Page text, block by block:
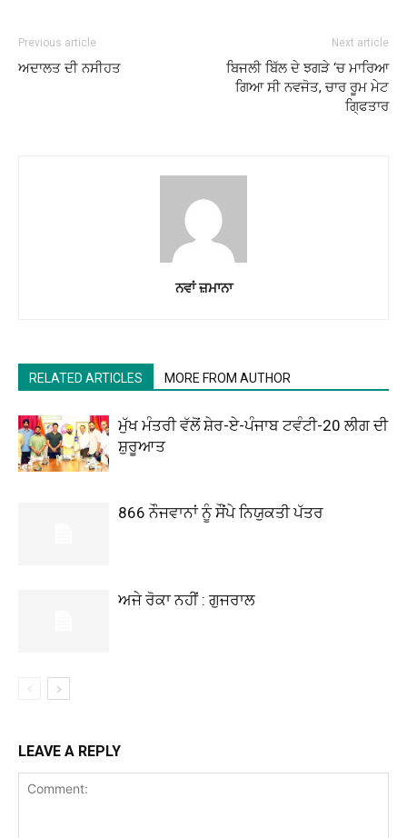
Previous article
ਅਦਾਲਤ ਦੀ ਨਸੀਹਤ
Next article
ਬਿਜਲੀ ਬਿੱਲ ਦੇ ਝਗੜੇ ‘ਚ ਮਾਰਿਆ
ਗਿਆ ਸੀ ਨਵਜੋਤ, ਚਾਰ ਰੂਮ ਮੇਟ
ਗਿ੍ਫਤਾਰ
ਨਵਾਂ ਜ਼ਮਾਨਾ
RELATED ARTICLES MORE FROM AUTHOR
ਮੁੱਖ ਮੰਤਰੀ ਵੱਲੋਂ ਸ਼ੇਰ-ਏ-ਪੰਜਾਬ ਟਵੰਟੀ-20 ਲੀਗ ਦੀ
ਸ਼ੁਰੂਆਤ
866 ਨੌਜਵਾਨਾਂ ਨੂੰ ਸੌਂਪੇ ਨਿਯੁਕਤੀ ਪੱਤਰ
ਅਜੇ ਰੋਕਾ ਨਹੀਂ : ਗੁਜਰਾਲ
LEAVE A REPLY